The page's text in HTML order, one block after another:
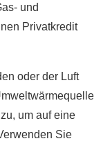
und
Privatkredit
oder der Luft
um auf eine
Sie